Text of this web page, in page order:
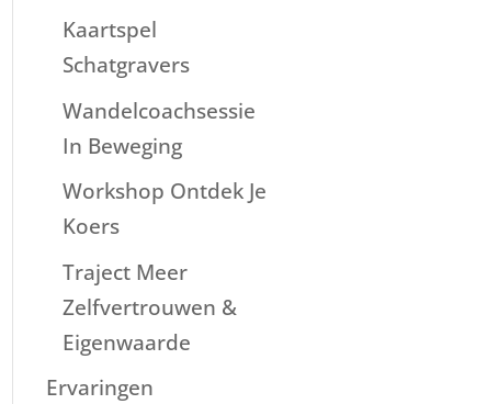
Kaartspel
Schatgravers
Wandelcoachsessie
In Beweging
Workshop Ontdek Je
Koers
Traject Meer
Zelfvertrouwen &
Eigenwaarde
Ervaringen